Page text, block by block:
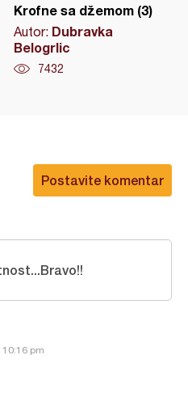
Krofne sa džemom (3)
Autor: Dubravka
Belogrlic
7432
Postavite komentar
10:16 pm